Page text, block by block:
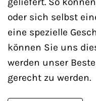
oder sich selbst
eine spezielle
können Sie uns
werden unser
gerecht zu werden.